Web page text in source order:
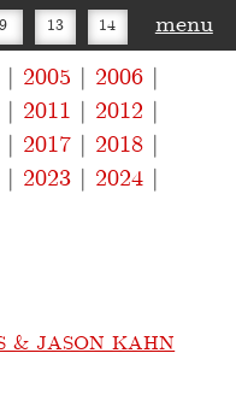
9 13 14
menu
2005
2006
2011
2012
2017
2018
2023
2024
& JASON KAHN